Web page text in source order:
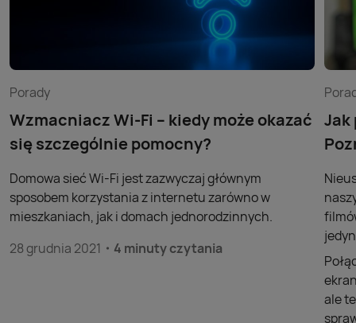
Porady
Wzmacniacz Wi-Fi – kiedy może okazać
się szczególnie pomocny?
Domowa sieć Wi-Fi jest zazwyczaj głównym
sposobem korzystania z internetu zarówno w
mieszkaniach, jak i domach jednorodzinnych.
28 grudnia 2021
4 minuty czytania
Jak
ale